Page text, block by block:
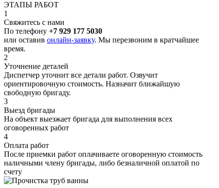
ЭТАПЫ РАБОТ
1
Свяжитесь с нами
По телефону +7 929 177 5030
или оставив онлайн-заявку. Мы перезвоним в кратчайшее
время.
2
Уточнение деталей
Диспетчер уточнит все детали работ. Озвучит
ориентировочную стоимость. Назначит ближайшую
свободную бригаду.
3
Выезд бригады
На объект выезжает бригада для выполнения всех
оговоренных работ
4
Оплата работ
После приемки работ оплачиваете оговоренную стоимость
наличными члену бригады, либо безналичной оплатой по
счету